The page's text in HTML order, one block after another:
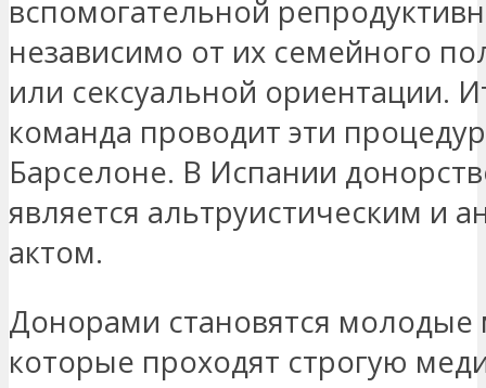
вспомогательной
независимо от их семейного
или сексуальной ориентации.
команда проводит эти
Барселоне. В Испании
является альтруистическим и
актом.
Донорами становятся
которые проходят строгую